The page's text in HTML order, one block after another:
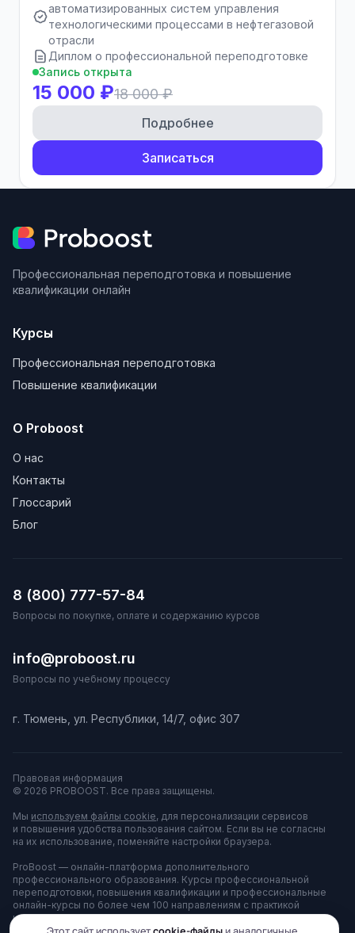
автоматизированных систем управления
технологическими процессами в нефтегазовой
отрасли
Диплом о профессиональной переподготовке
Запись открыта
15 000 ₽18 000 ₽
Подробнее
Записаться
Профессиональная переподготовка и повышение
квалификации онлайн
Курсы
Профессиональная переподготовка
Повышение квалификации
О Proboost
О нас
Контакты
Глоссарий
Блог
8 (800) 777-57-84
Вопросы по покупке, оплате и содержанию курсов
info@proboost.ru
Вопросы по учебному процессу
г. Тюмень, ул. Республики, 14/7, офис 307
Правовая информация
© 2026 PROBOOST. Все права защищены.
Мы используем файлы cookie, для персонализации сервисов
и повышения удобства пользования сайтом. Если вы не согласны
на их использование, поменяйте настройки браузера.
ProBoost — онлайн-платформа дополнительного
профессионального образования. Курсы профессиональной
переподготовки, повышения квалификации и профессиональные
онлайн-курсы по более чем 100 направлениям с практикой
на тренажёрах. Платформа принадлежит АНО ДПО «ЦППК»
и используется для оказания образовательных услуг.